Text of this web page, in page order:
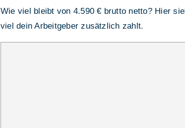
Wie viel bleibt von 4.590 € brutto netto? Hier
viel dein Arbeitgeber zusätzlich zahlt.